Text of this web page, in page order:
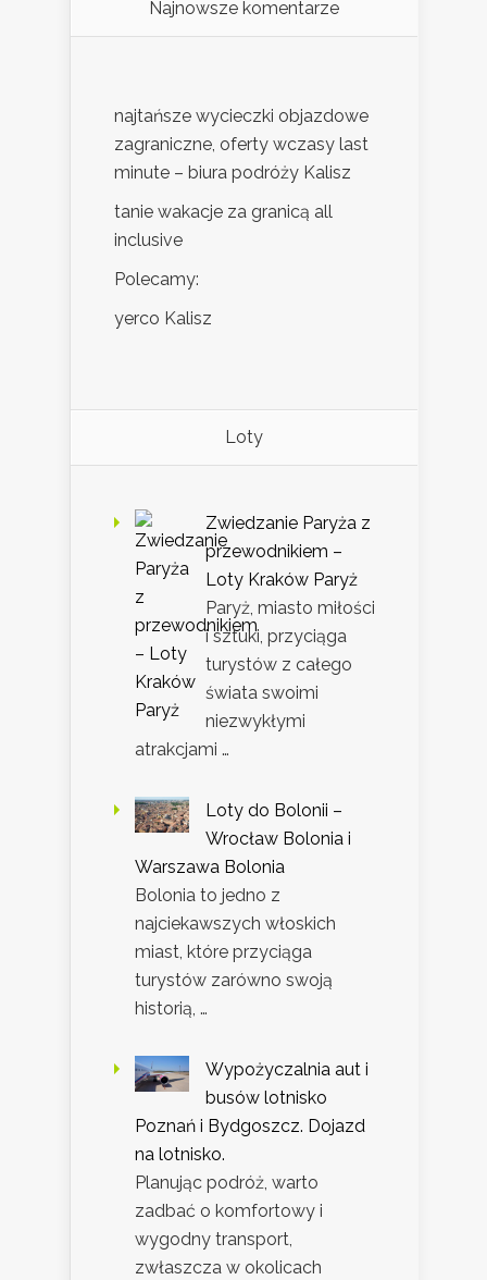
Najnowsze komentarze
najtańsze wycieczki objazdowe
zagraniczne, oferty wczasy last
minute – biura podróży Kalisz
tanie wakacje za granicą all
inclusive
Polecamy:
yerco Kalisz
Loty
Zwiedzanie Paryża z
przewodnikiem –
Loty Kraków Paryż
Paryż, miasto miłości
i sztuki, przyciąga
turystów z całego
świata swoimi
niezwykłymi
atrakcjami …
Loty do Bolonii –
Wrocław Bolonia i
Warszawa Bolonia
Bolonia to jedno z
najciekawszych włoskich
miast, które przyciąga
turystów zarówno swoją
historią, …
Wypożyczalnia aut i
busów lotnisko
Poznań i Bydgoszcz. Dojazd
na lotnisko.
Planując podróż, warto
zadbać o komfortowy i
wygodny transport,
zwłaszcza w okolicach